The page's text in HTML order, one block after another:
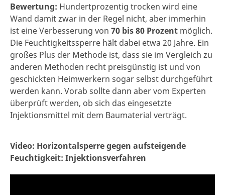
Bewertung: Hundertprozentig trocken wird eine
Wand damit zwar in der Regel nicht, aber immerhin
ist eine Verbesserung von 70 bis 80 Prozent möglich.
Die Feuchtigkeitssperre hält dabei etwa 20 Jahre. Ein
großes Plus der Methode ist, dass sie im Vergleich zu
anderen Methoden recht preisgünstig ist und von
geschickten Heimwerkern sogar selbst durchgeführt
werden kann. Vorab sollte dann aber vom Experten
überprüft werden, ob sich das eingesetzte
Injektionsmittel mit dem Baumaterial verträgt.
Video: Horizontalsperre gegen aufsteigende
Feuchtigkeit: Injektionsverfahren